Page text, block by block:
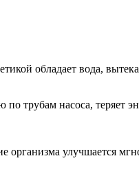
обладает вода,
трубам насоса, теряет
организма улучшается